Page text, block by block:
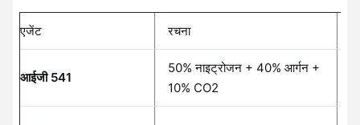
एजेंट रचना
आईजी 541
50% नाइट्रोजन + 40% आर्गन +
10% CO2